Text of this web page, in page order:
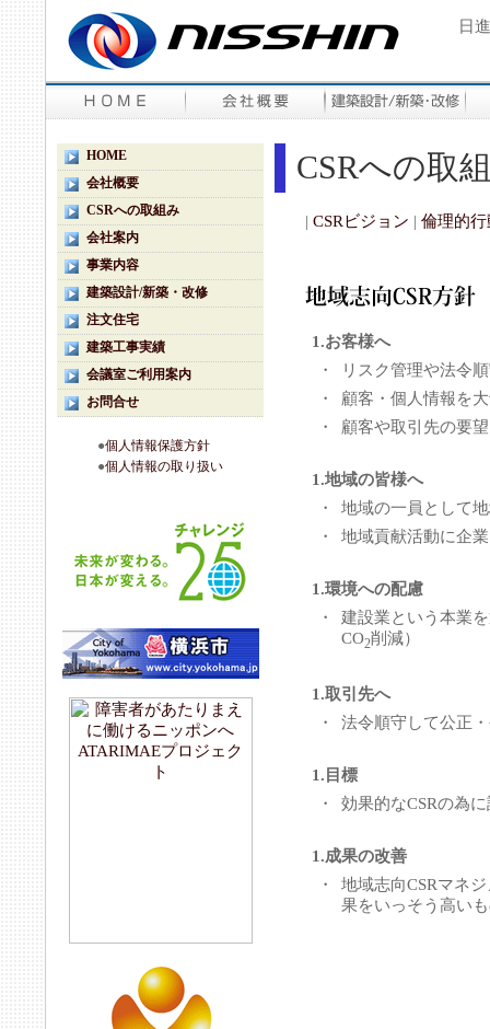
日
HOME
会社概要
CSRへの取組み
会社案内
事業内容
建築設計/新築・改修
注文住宅
建築工事実績
会議室ご利用案内
お問合せ
●個人情報保護方針
●個人情報の取り扱い
CSRへの取
| CSRビジョン | 倫理的
1.お客様へ
・
リスク管理や法令
・
顧客・個人情報を
・
顧客や取引先の要
1.地域の皆様へ
・
地域の一員として
・
地域貢献活動に企
1.環境への配慮
・
建設業という本業
CO2削減）
1.取引先へ
・
法令順守して公正
1.目標
・
効果的なCSRの為
1.成果の改善
・
地域志向CSRマネ
果をいっそう高い